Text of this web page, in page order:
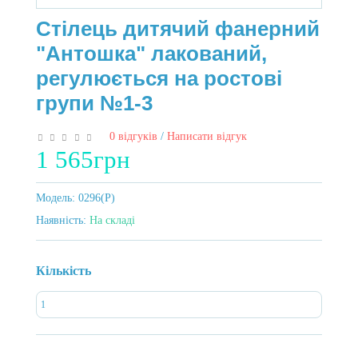
Стілець дитячий фанерний
"Антошка" лакований,
регулюється на ростові
групи №1-3
0 відгуків / Написати відгук
1 565грн
Модель: 0296(Р)
Наявність: На складі
Кількість